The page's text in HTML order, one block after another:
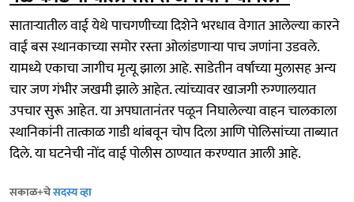
साताऱ्यातील वाई येथे पाचगणीच्या दिशेने भरधाव वेगात आलेल्या कारने
वाई बस स्थानकाच्या समोर रस्ता ओलांडणाऱ्या पाच जणांना उडवले.
यामध्ये एकाचा जागीच मृत्यू झाला आहे. साडेतीन वर्षाच्या मुलासह अन्य
चार जण गंभीर जखमी झाले आहेत. त्यांच्यावर खाजगी रुग्णालयात
उपचार सुरू आहेत. या अपघातानंतर पळून निघालेल्या वाहन चालकाला
स्थानिकांनी तात्काळ गाडी थांबवून चोप दिला आणि पोलिसांच्या ताब्यात
दिले. या घटनेची नोंद वाई पोलीस ठाण्यात करण्यात आली आहे.
सकाळ+चेसदस्य व्हा